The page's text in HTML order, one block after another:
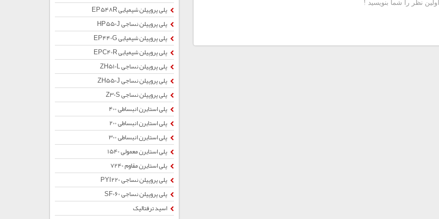
پلی پروپیلن شیمیایی EP548R
پلی پروپیلن نساجی HP550J
پلی پروپیلن شیمیایی EP440G
پلی پروپیلن شیمیایی EPC40R
پلی پروپیلن نساجی ZH510L
پلی پروپیلن نساجی ZH550J
پلی پروپیلن نساجی Z30S
پلی استایرن انبساطی 400
پلی استایرن انبساطی 200
پلی استایرن انبساطی 300
پلی استایرن معمولی 1540
پلی استایرن مقاوم 7240
پلی پروپیلن نساجی PYI220
پلی پروپیلن نساجی SF060
اسید ترفتالیک